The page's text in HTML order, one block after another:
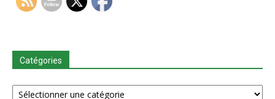
Catégories
Catégories